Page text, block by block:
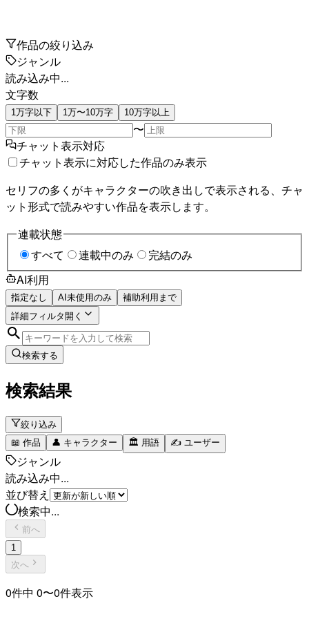
作品の絞り込み
ジャンル
読み込み中...
文字数
1万字以下 1万〜10万字 10万字以上
〜
チャット表示対応
チャット表示に対応した作品のみ表示
セリフの多くがキャラクターの吹き出しで表示される、チャ
ット形式で読みやすい作品を表示します。
連載状態
すべて
連載中のみ
完結のみ
AI利用
指定なし AI未使用のみ
補助利用まで
詳細フィルタ開く
検索する
検索結果
絞り込み
📖 作品 👤 キャラクター 🏛️ 用語 ✍️ ユーザー
ジャンル
読み込み中...
並び替え
検索中...
前へ
1
次へ
0件中 0〜0件表示